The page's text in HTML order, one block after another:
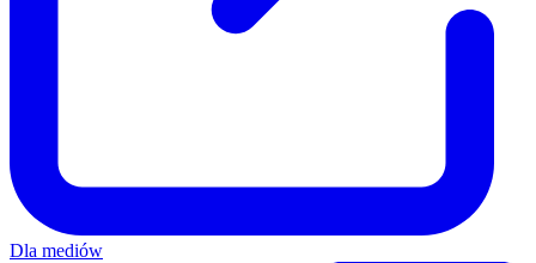
Dla mediów